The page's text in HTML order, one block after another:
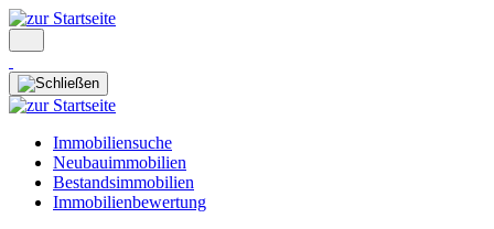
Immobiliensuche
Neubauimmobilien
Bestandsimmobilien
Immobilienbewertung